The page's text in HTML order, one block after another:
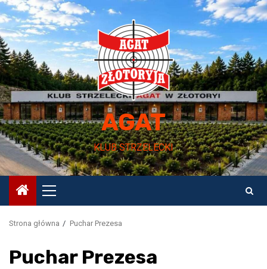
Przejdź
do
treści
AGAT
KLUB STRZELECKI
Menu
główne
Strona główna Puchar Prezesa
Puchar Prezesa